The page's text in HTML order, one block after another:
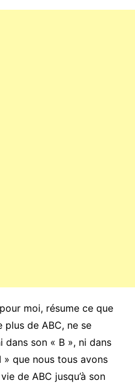
moi, résume ce que
plus de ABC, ne se
dans son « B », ni dans
» que nous tous avons
de ABC jusqu’à son